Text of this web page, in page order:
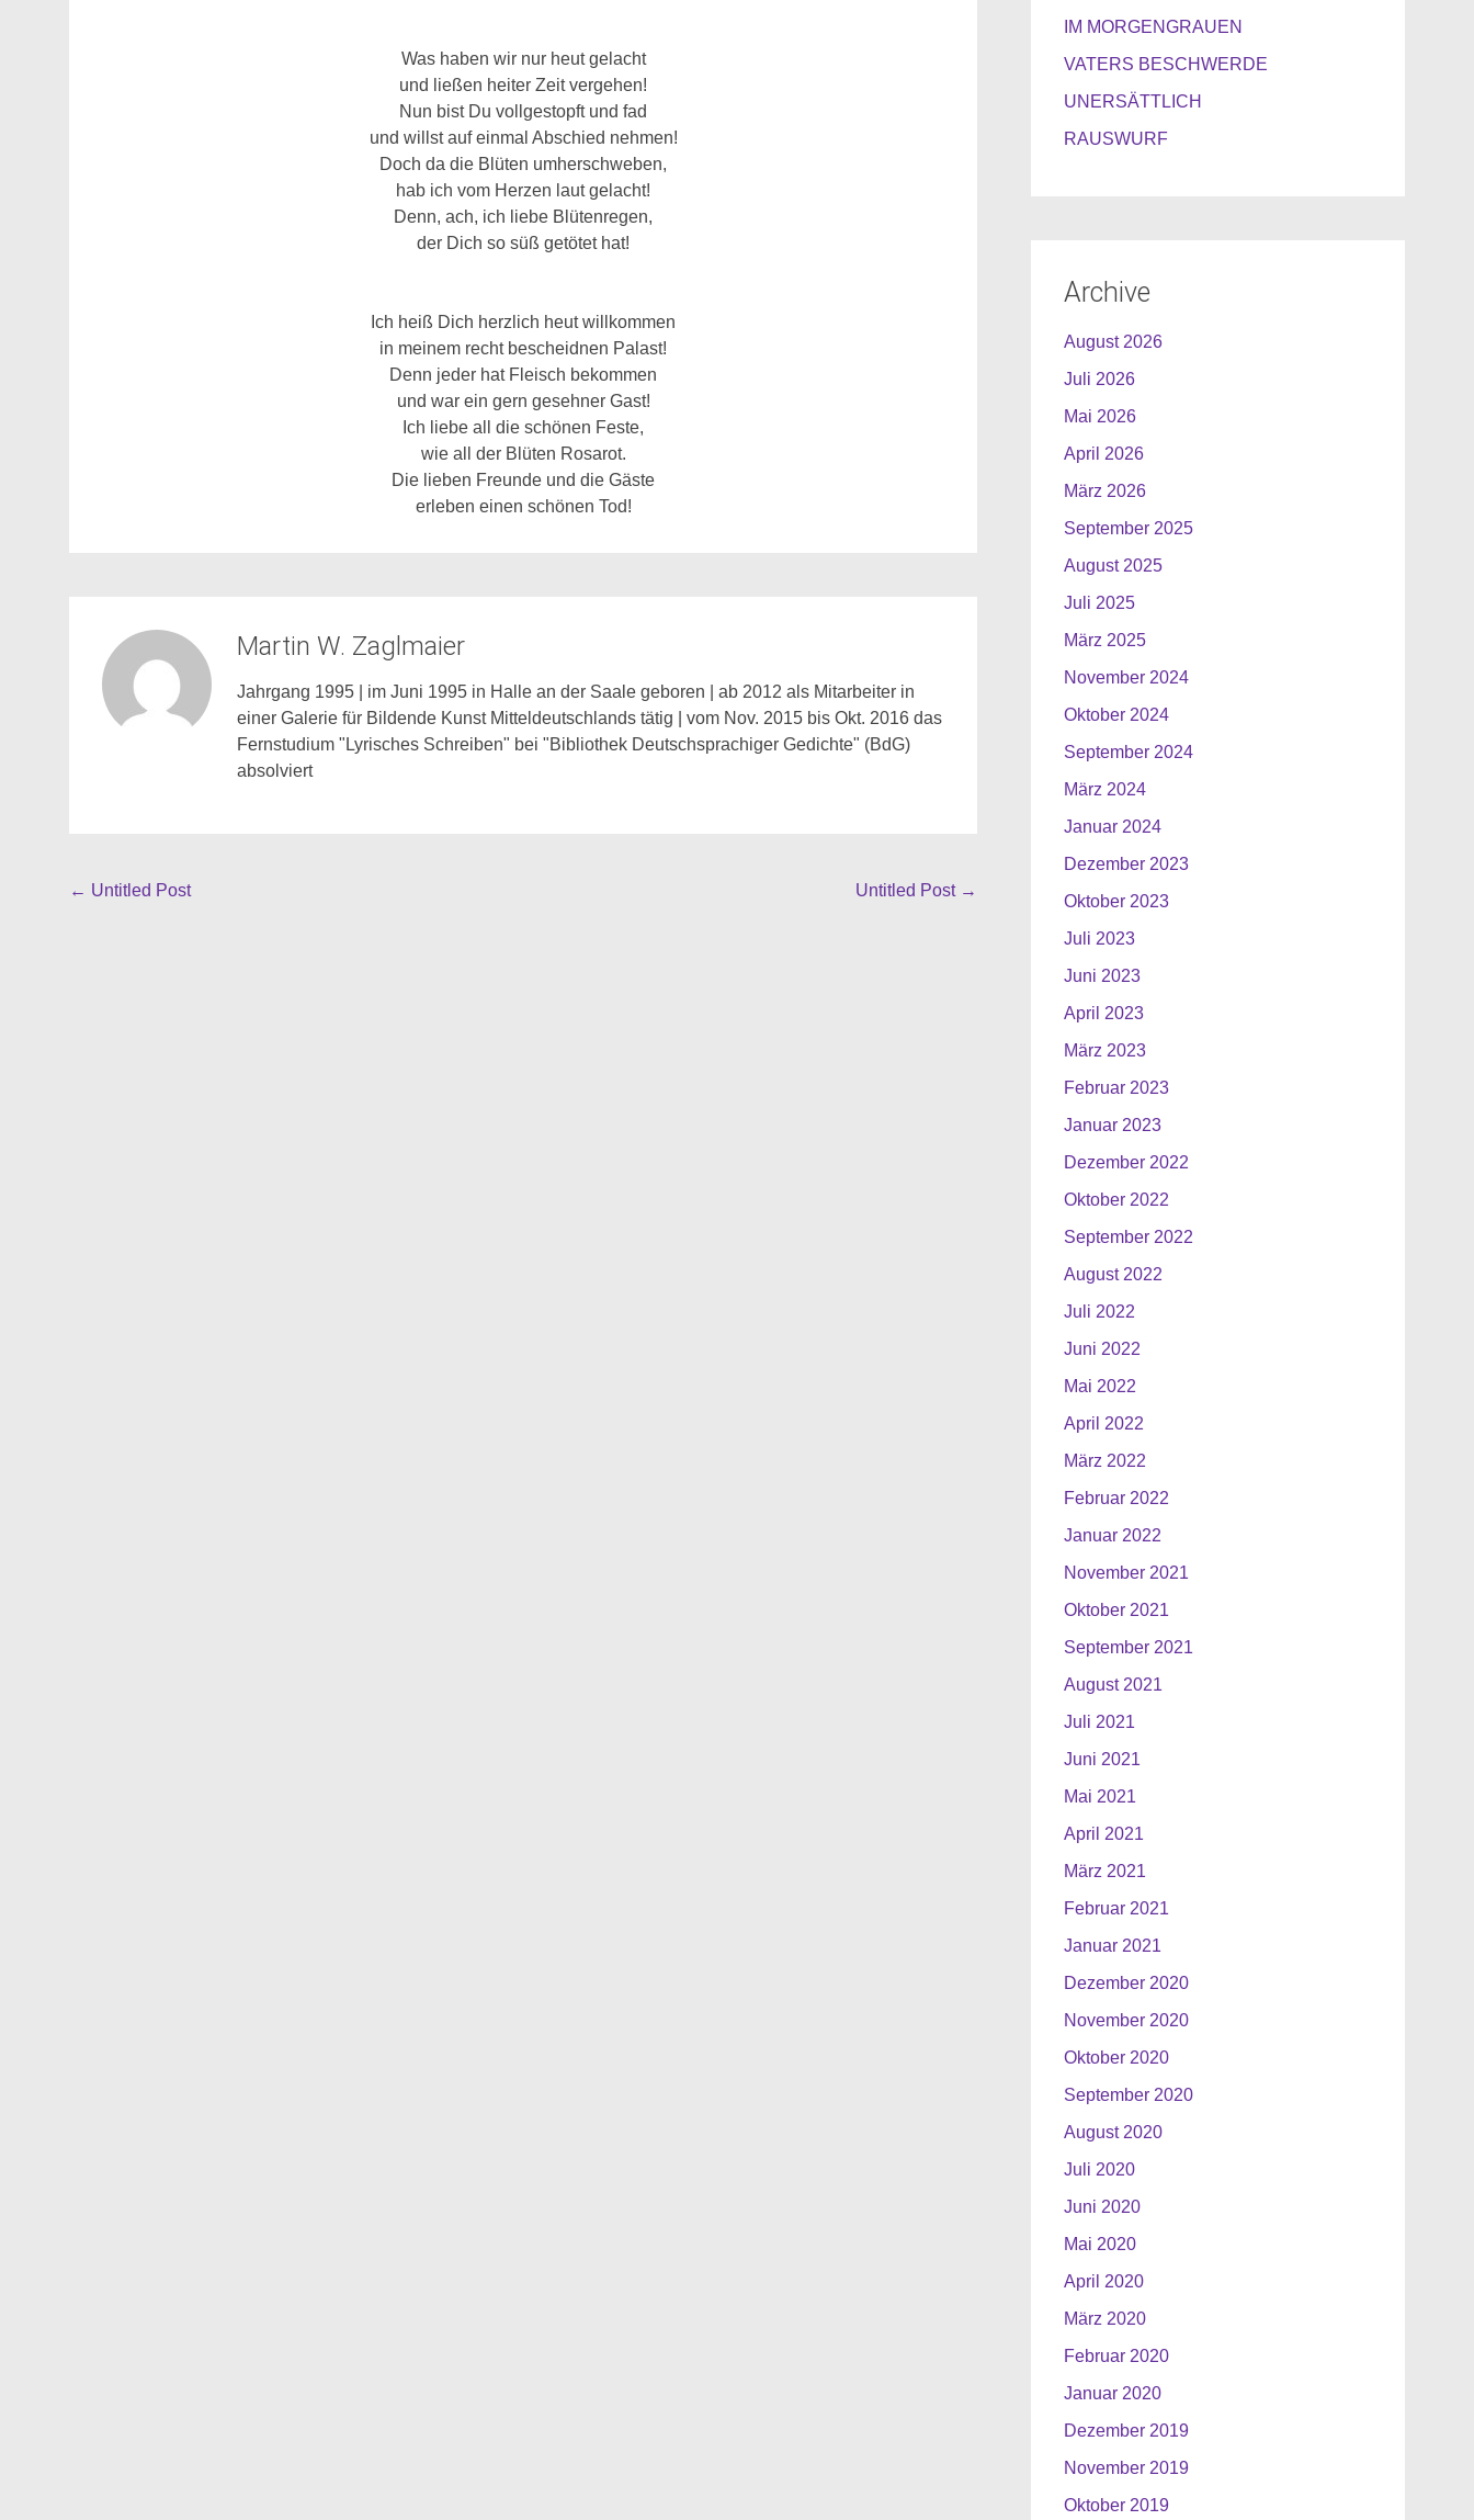
Was haben wir nur heut gelacht
und ließen heiter Zeit vergehen!
Nun bist Du vollgestopft und fad
und willst auf einmal Abschied nehmen!
Doch da die Blüten umherschweben,
hab ich vom Herzen laut gelacht!
Denn, ach, ich liebe Blütenregen,
der Dich so süß getötet hat!
Ich heiß Dich herzlich heut willkommen
in meinem recht bescheidnen Palast!
Denn jeder hat Fleisch bekommen
und war ein gern gesehner Gast!
Ich liebe all die schönen Feste,
wie all der Blüten Rosarot.
Die lieben Freunde und die Gäste
erleben einen schönen Tod!
Martin W. Zaglmaier
Jahrgang 1995 | im Juni 1995 in Halle an der Saale geboren | ab 2012 als Mitarbeiter in
einer Galerie für Bildende Kunst Mitteldeutschlands tätig | vom Nov. 2015 bis Okt. 2016 das
Fernstudium "Lyrisches Schreiben" bei "Bibliothek Deutschsprachiger Gedichte" (BdG)
absolviert
Beitragsnavigation
← Untitled Post Untitled Post →
IM MORGENGRAUEN
VATERS BESCHWERDE
UNERSÄTTLICH
RAUSWURF
Archive
August 2026
Juli 2026
Mai 2026
April 2026
März 2026
September 2025
August 2025
Juli 2025
März 2025
November 2024
Oktober 2024
September 2024
März 2024
Januar 2024
Dezember 2023
Oktober 2023
Juli 2023
Juni 2023
April 2023
März 2023
Februar 2023
Januar 2023
Dezember 2022
Oktober 2022
September 2022
August 2022
Juli 2022
Juni 2022
Mai 2022
April 2022
März 2022
Februar 2022
Januar 2022
November 2021
Oktober 2021
September 2021
August 2021
Juli 2021
Juni 2021
Mai 2021
April 2021
März 2021
Februar 2021
Januar 2021
Dezember 2020
November 2020
Oktober 2020
September 2020
August 2020
Juli 2020
Juni 2020
Mai 2020
April 2020
März 2020
Februar 2020
Januar 2020
Dezember 2019
November 2019
Oktober 2019